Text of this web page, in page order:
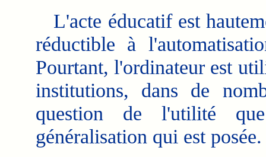
L'acte éducatif est
réductible à
Pourtant, l'ordinateur est
institutions, dans de
question de l'utilité
généralisation qui est posée.